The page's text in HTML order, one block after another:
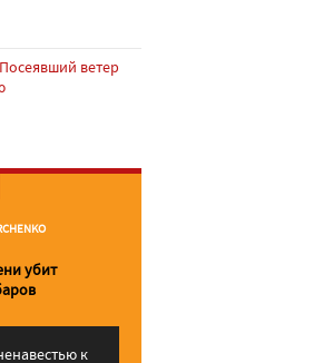
Посеявший ветер
убит
к